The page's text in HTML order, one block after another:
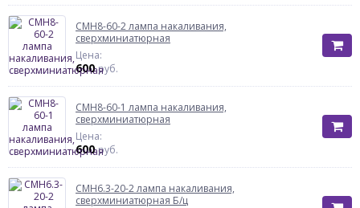
СМН8-60-2 лампа накаливания,
сверхминиатюрная
Цена:
600руб.
СМН8-60-1 лампа накаливания,
сверхминиатюрная
Цена:
600руб.
СМН6.3-20-2 лампа накаливания,
сверхминиатюрная Б/ц